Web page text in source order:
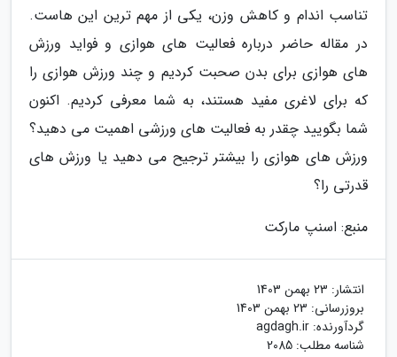
تناسب اندام و کاهش وزن، یکی از مهم ترین این هاست.
در مقاله حاضر درباره فعالیت های هوازی و فواید ورزش
های هوازی برای بدن صحبت کردیم و چند ورزش هوازی را
که برای لاغری مفید هستند، به شما معرفی کردیم. اکنون
شما بگویید چقدر به فعالیت های ورزشی اهمیت می دهید؟
ورزش های هوازی را بیشتر ترجیح می دهید یا ورزش های
قدرتی را؟
منبع: اسنپ مارکت
انتشار: 23 بهمن 1403
بروزرسانی: 23 بهمن 1403
گردآورنده: agdagh.ir
شناسه مطلب: 2085